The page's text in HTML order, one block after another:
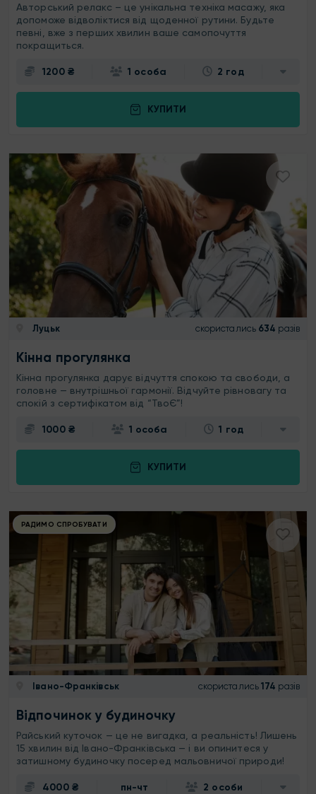
Авторський релакс – це унікальна техніка масажу, яка
допоможе відволіктися від щоденної рутини. Будьте
певні, вже з перших хвилин ваше самопочуття
покращиться.
1200 ₴ 1 особа 2 год
КУПИТИ
Луцьк скористались 634 разів
Кінна прогулянка
Кінна прогулянка дарує відчуття спокою та свободи, а
головне — внутрішньої гармонії. Відчуйте рівновагу та
спокій з сертифікатом від “ТвоЄ”!
1000 ₴ 1 особа 1 год
КУПИТИ
РАДИМО СПРОБУВАТИ
Івано-Франківськ скористались 174 разів
Відпочинок у будиночку
Райський куточок — це не вигадка, а реальність! Лишень
15 хвилин від Івано-Франківська — і ви опинитеся у
затишному будиночку посеред мальовничої природи!
4000 ₴ пн-чт 2 особи